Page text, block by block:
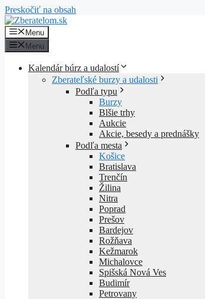
Preskočiť na obsah
Menu
Menu
Kalendár búrz a udalostí
Zberateľské burzy a udalosti
Podľa typu
Burzy
Blšie trhy
Aukcie
Akcie, besedy a prednášky
Podľa mesta
Košice
Bratislava
Trenčín
Žilina
Nitra
Poprad
Prešov
Bardejov
Rožňava
Kežmarok
Michalovce
Spišská Nová Ves
Budimír
Petrovany